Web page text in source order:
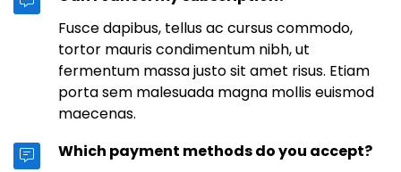
Fusce dapibus, tellus ac cursus commodo,
tortor mauris condimentum nibh, ut
fermentum massa justo sit amet risus. Etiam
porta sem malesuada magna mollis euismod
maecenas.
Which payment methods do you accept?